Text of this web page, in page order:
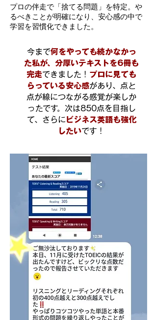
プロの伴走で「捨てる問題」を特定。や
るべきことが明確になり、安心感の中で
学習を習慣化できました。
今まで何をやっても続かなかっ
た私が、分厚いテキストを6冊も
完走できました！ プロに見ても
らっている安心感があり、点と
点が線につながる感覚が楽しか
ったです。次は850点を目指し
て、さらに ビジネス英語も強化
したいです！